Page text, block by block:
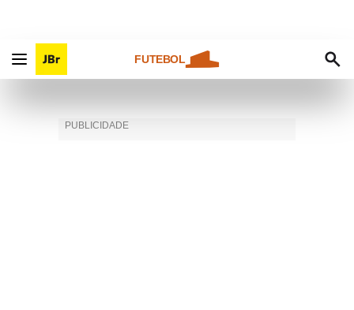
FUTEBOL